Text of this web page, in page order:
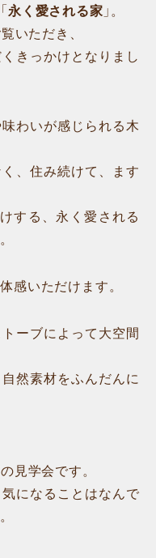
永く愛される家 」。
いただき、
きっかけとなりまし
わいが感じられる木
、住み続けて、ます
する、永く愛される
感いただけます。
ーブによって大空間
然素材をふんだんに
見学会です。
になることはなんで